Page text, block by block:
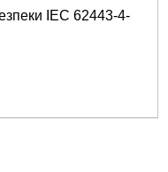
IEC 62443-4-